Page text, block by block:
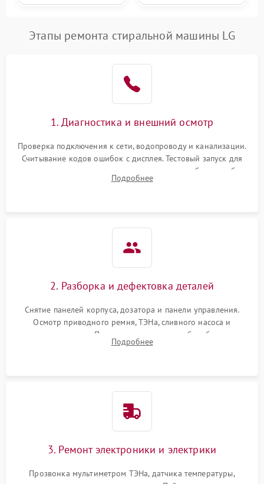
Этапы ремонта стиральной машины LG
1. Диагностика и внешний осмотр
Проверка подключения к сети, водопроводу и канализации.
Считывание кодов ошибок с дисплея. Тестовый запуск для
выявления посторонних шумов, протечек или сбоев в работе
электронного модуля управления.
Подробнее
2. Разборка и дефектовка деталей
Снятие панелей корпуса, дозатора и панели управления.
Осмотр приводного ремня, ТЭНа, сливного насоса и
амортизаторов. Проверка подшипников барабана и
крестовины на износ, а манжеты люка на разрывы.
Подробнее
3. Ремонт электроники и электрики
Прозвонка мультиметром ТЭНа, датчика температуры,